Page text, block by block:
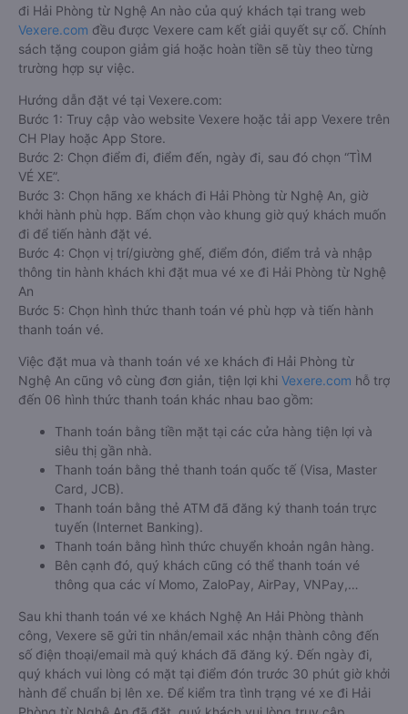
đi Hải Phòng từ Nghệ An nào của quý khách tại trang web
Vexere.com đều được Vexere cam kết giải quyết sự cố. Chính
sách tặng coupon giảm giá hoặc hoàn tiền sẽ tùy theo từng
trường hợp sự việc.
Hướng dẫn đặt vé tại Vexere.com:
Bước 1: Truy cập vào website Vexere hoặc tải app Vexere trên
CH Play hoặc App Store.
Bước 2: Chọn điểm đi, điểm đến, ngày đi, sau đó chọn “TÌM
VÉ XE”.
Bước 3: Chọn hãng xe khách đi Hải Phòng từ Nghệ An, giờ
khởi hành phù hợp. Bấm chọn vào khung giờ quý khách muốn
đi để tiến hành đặt vé.
Bước 4: Chọn vị trí/giường ghế, điểm đón, điểm trả và nhập
thông tin hành khách khi đặt mua vé xe đi Hải Phòng từ Nghệ
An
Bước 5: Chọn hình thức thanh toán vé phù hợp và tiến hành
thanh toán vé.
Việc đặt mua và thanh toán vé xe khách đi Hải Phòng từ
Nghệ An cũng vô cùng đơn giản, tiện lợi khi Vexere.com hỗ trợ
đến 06 hình thức thanh toán khác nhau bao gồm:
Thanh toán bằng tiền mặt tại các cửa hàng tiện lợi và
siêu thị gần nhà.
Thanh toán bằng thẻ thanh toán quốc tế (Visa, Master
Card, JCB).
Thanh toán bằng thẻ ATM đã đăng ký thanh toán trực
tuyến (Internet Banking).
Thanh toán bằng hình thức chuyển khoản ngân hàng.
Bên cạnh đó, quý khách cũng có thể thanh toán vé
thông qua các ví Momo, ZaloPay, AirPay, VNPay,…
Sau khi thanh toán vé xe khách Nghệ An Hải Phòng thành
công, Vexere sẽ gửi tin nhắn/email xác nhận thành công đến
số điện thoại/email mà quý khách đã đăng ký. Đến ngày đi,
quý khách vui lòng có mặt tại điểm đón trước 30 phút giờ khởi
hành để chuẩn bị lên xe. Để kiểm tra tình trạng vé xe đi Hải